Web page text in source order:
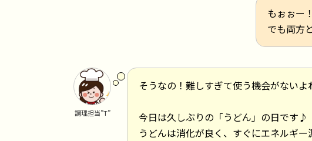
もぉぉー！
でも両方
調理担当”T”
そうなの！難しすぎて使う機会がないよ
今日は久しぶりの「うどん」の日です♪
うどんは消化が良く、すぐにエネルギー